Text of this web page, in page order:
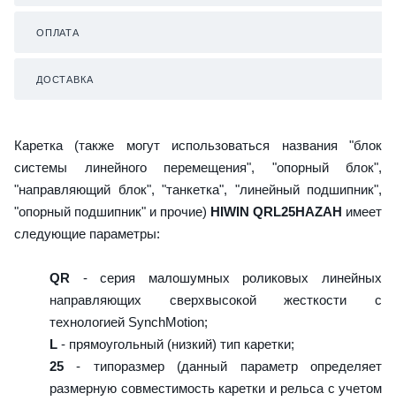
ОПЛАТА
ДОСТАВКА
Каретка (также могут использоваться названия "блок
системы линейного перемещения", "опорный блок",
"направляющий блок", "танкетка", "линейный подшипник",
"опорный подшипник" и прочие) HIWIN QRL25HAZAH имеет
следующие параметры:
QR - серия малошумных роликовых линейных
направляющих сверхвысокой жесткости с
технологией SynchMotion;
L - прямоугольный (низкий) тип каретки;
25 - типоразмер (данный параметр определяет
размерную совместимость каретки и рельса с учетом